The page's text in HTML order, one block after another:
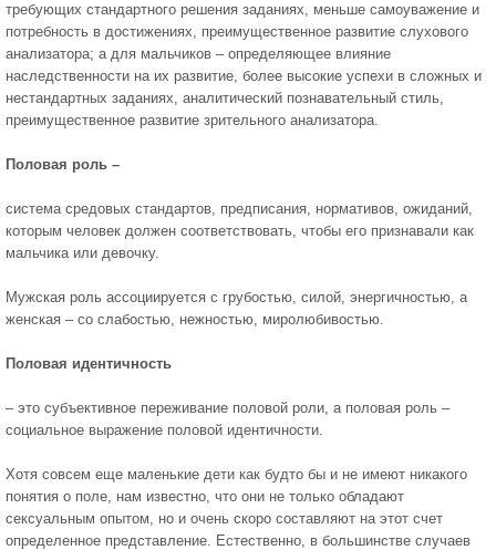
требующих стандартного решения заданиях, меньше самоуважение и
потребность в достижениях, преимущественное развитие слухового
анализатора; а для мальчиков – определяющее влияние
наследственности на их развитие, более высокие успехи в сложных и
нестандартных заданиях, аналитический познавательный стиль,
преимущественное развитие зрительного анализатора.
Половая роль –
система средовых стандартов, предписания, нормативов, ожиданий,
которым человек должен соответствовать, чтобы его признавали как
мальчика или девочку.
Мужская роль ассоциируется с грубостью, силой, энергичностью, а
женская – со слабостью, нежностью, миролюбивостью.
Половая идентичность
– это субъективное переживание половой роли, а половая роль –
социальное выражение половой идентичности.
Хотя совсем еще маленькие дети как будто бы и не имеют никакого
понятия о поле, нам известно, что они не только обладают
сексуальным опытом, но и очень скоро составляют на этот счет
определенное представление. Естественно, в большинстве случаев